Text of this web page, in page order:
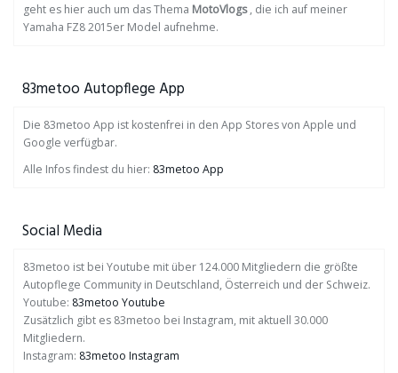
geht es hier auch um das Thema MotoVlogs, die ich auf meiner
Yamaha FZ8 2015er Model aufnehme.
83metoo Autopflege App
Die 83metoo App ist kostenfrei in den App Stores von Apple und
Google verfügbar.
Alle Infos findest du hier: 83metoo App
Social Media
83metoo ist bei Youtube mit über 124.000 Mitgliedern die größte
Autopflege Community in Deutschland, Österreich und der Schweiz.
Youtube: 83metoo Youtube
Zusätzlich gibt es 83metoo bei Instagram, mit aktuell 30.000
Mitgliedern.
Instagram: 83metoo Instagram